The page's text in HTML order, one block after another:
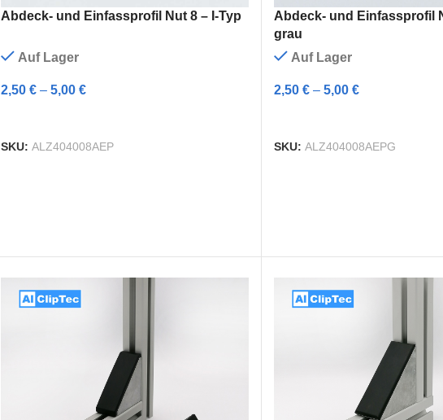
Abdeck- und Einfassprofil Nut 8 – I-Typ
Auf Lager
2,50 € – 5,00 €
SKU: ALZ404008AEP
Abdeck- und Einfassprofil
grau
Auf Lager
2,50 € – 5,00 €
SKU: ALZ404008AEPG